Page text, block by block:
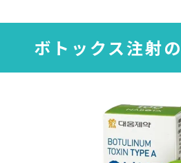
ボトックス注射の